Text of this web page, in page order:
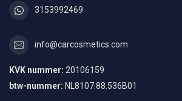
3153992469
info@carcosmetics.com
KVK nummer: 20106159
btw-nummer: NL8107.88.536B01